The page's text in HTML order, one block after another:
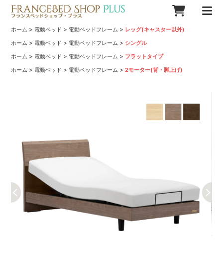
ホーム > 電動ベッド > 電動ベッドフレーム > レッグ(キャスター以外)
ホーム > 電動ベッド > 電動ベッドフレーム > シングル
ホーム > 電動ベッド > 電動ベッドフレーム > フラットタイプ
ホーム > 電動ベッド > 電動ベッドフレーム >2モーター(背・脚上げ)